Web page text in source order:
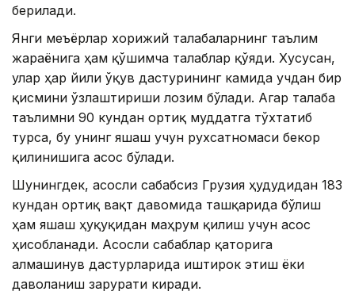
берилади.
Янги меъёрлар хорижий талабаларнинг таълим
жараёнига ҳам қўшимча талаблар қўяди. Хусусан,
улар ҳар йили ўқув дастурининг камида учдан бир
қисмини ўзлаштириши лозим бўлади. Агар талаба
таълимни 90 кундан ортиқ муддатга тўхтатиб
турса, бу унинг яшаш учун рухсатномаси бекор
қилинишига асос бўлади.
Шунингдек, асосли сабабсиз Грузия ҳудудидан 183
кундан ортиқ вақт давомида ташқарида бўлиш
ҳам яшаш ҳуқуқидан маҳрум қилиш учун асос
ҳисобланади. Асосли сабаблар қаторига
алмашинув дастурларида иштирок этиш ёки
даволаниш зарурати киради.